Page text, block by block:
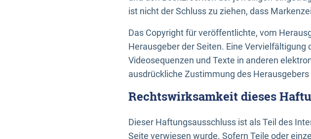
ist nicht der Schluss zu ziehen, dass
Das Copyright für veröffentlichte, vom
Herausgeber der Seiten. Eine
Videosequenzen und Texte in anderen
ausdrückliche Zustimmung des
Rechtswirksamkeit dieses
Dieser Haftungsausschluss ist als Teil des
Seite verwiesen wurde. Sofern Teile oder